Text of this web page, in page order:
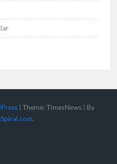
| Theme: TimesNews | By
.